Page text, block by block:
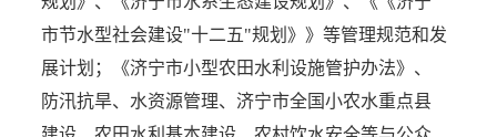
市节水型社会建设"十二五"规划》》等管理规范和发
展计划；《济宁市小型农田水利设施管护办法》、
防汛抗旱、水资源管理、济宁市全国小农水重点县